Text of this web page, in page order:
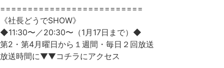
==========================
《社長どうでSHOW》
◆11:30〜／20:30〜（1月17日まで）◆
第2・第4月曜日から１週間・毎日２回放送
放送時間に▼▼コチラにアクセス